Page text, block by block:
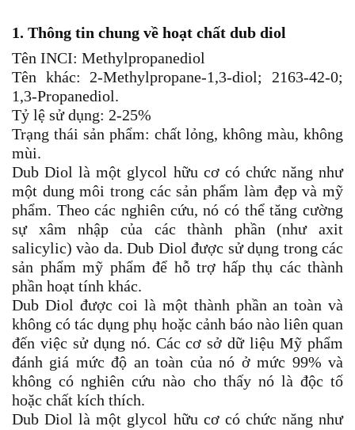
1. Thông tin chung về hoạt chất dub diol
Tên INCI: Methylpropanediol
Tên khác: 2-Methylpropane-1,3-diol; 2163-42-0;
1,3-Propanediol.
Tỷ lệ sử dụng: 2-25%
Trạng thái sản phẩm: chất lỏng, không màu, không
mùi.
Dub Diol là một glycol hữu cơ có chức năng như
một dung môi trong các sản phẩm làm đẹp và mỹ
phẩm. Theo các nghiên cứu, nó có thể tăng cường
sự xâm nhập của các thành phần (như axit
salicylic) vào da. Dub Diol được sử dụng trong các
sản phẩm mỹ phẩm để hỗ trợ hấp thụ các thành
phần hoạt tính khác.
Dub Diol được coi là một thành phần an toàn và
không có tác dụng phụ hoặc cảnh báo nào liên quan
đến việc sử dụng nó. Các cơ sở dữ liệu Mỹ phẩm
đánh giá mức độ an toàn của nó ở mức 99% và
không có nghiên cứu nào cho thấy nó là độc tố
hoặc chất kích thích.
Dub Diol là một glycol hữu cơ có chức năng như